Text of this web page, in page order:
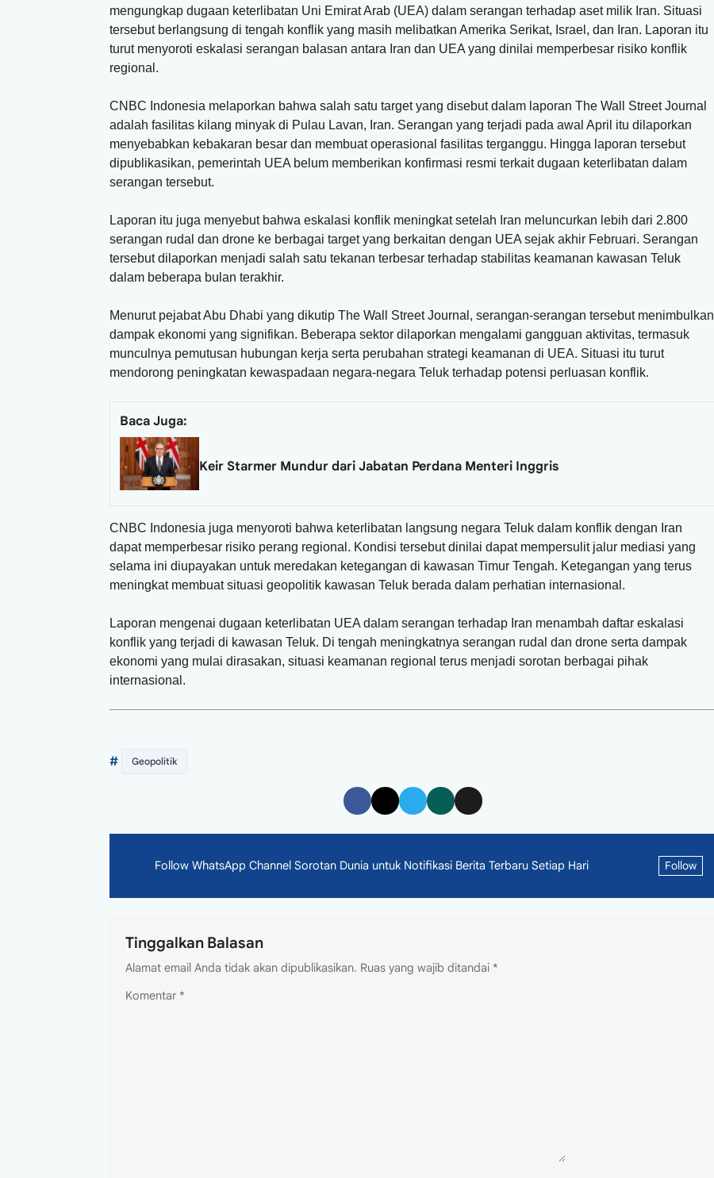
mengungkap dugaan keterlibatan Uni Emirat Arab (UEA) dalam serangan terhadap aset milik Iran. Situasi
tersebut berlangsung di tengah konflik yang masih melibatkan Amerika Serikat, Israel, dan Iran. Laporan itu
turut menyoroti eskalasi serangan balasan antara Iran dan UEA yang dinilai memperbesar risiko konflik
regional.
CNBC Indonesia melaporkan bahwa salah satu target yang disebut dalam laporan The Wall Street Journal
adalah fasilitas kilang minyak di Pulau Lavan, Iran. Serangan yang terjadi pada awal April itu dilaporkan
menyebabkan kebakaran besar dan membuat operasional fasilitas terganggu. Hingga laporan tersebut
dipublikasikan, pemerintah UEA belum memberikan konfirmasi resmi terkait dugaan keterlibatan dalam
serangan tersebut.
Laporan itu juga menyebut bahwa eskalasi konflik meningkat setelah Iran meluncurkan lebih dari 2.800
serangan rudal dan drone ke berbagai target yang berkaitan dengan UEA sejak akhir Februari. Serangan
tersebut dilaporkan menjadi salah satu tekanan terbesar terhadap stabilitas keamanan kawasan Teluk
dalam beberapa bulan terakhir.
Menurut pejabat Abu Dhabi yang dikutip The Wall Street Journal, serangan-serangan tersebut menimbulkan
dampak ekonomi yang signifikan. Beberapa sektor dilaporkan mengalami gangguan aktivitas, termasuk
munculnya pemutusan hubungan kerja serta perubahan strategi keamanan di UEA. Situasi itu turut
mendorong peningkatan kewaspadaan negara-negara Teluk terhadap potensi perluasan konflik.
Baca Juga:
Keir Starmer Mundur dari Jabatan Perdana Menteri Inggris
CNBC Indonesia juga menyoroti bahwa keterlibatan langsung negara Teluk dalam konflik dengan Iran
dapat memperbesar risiko perang regional. Kondisi tersebut dinilai dapat mempersulit jalur mediasi yang
selama ini diupayakan untuk meredakan ketegangan di kawasan Timur Tengah. Ketegangan yang terus
meningkat membuat situasi geopolitik kawasan Teluk berada dalam perhatian internasional.
Laporan mengenai dugaan keterlibatan UEA dalam serangan terhadap Iran menambah daftar eskalasi
konflik yang terjadi di kawasan Teluk. Di tengah meningkatnya serangan rudal dan drone serta dampak
ekonomi yang mulai dirasakan, situasi keamanan regional terus menjadi sorotan berbagai pihak
internasional.
# Geopolitik
Follow WhatsApp Channel Sorotan Dunia untuk Notifikasi Berita Terbaru Setiap Hari Follow
Tinggalkan Balasan
Alamat email Anda tidak akan dipublikasikan. Ruas yang wajib ditandai *
Komentar *